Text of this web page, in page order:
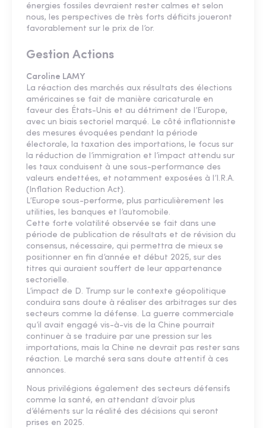
énergies fossiles devraient rester calmes et selon
nous, les perspectives de très forts déficits joueront
favorablement sur le prix de l’or.
Gestion Actions
Caroline LAMY
La réaction des marchés aux résultats des élections
américaines se fait de manière caricaturale en
faveur des États-Unis et au détriment de l’Europe,
avec un biais sectoriel marqué. Le côté inflationniste
des mesures évoquées pendant la période
électorale, la taxation des importations, le focus sur
la réduction de l’immigration et l’impact attendu sur
les taux conduisent à une sous-performance des
valeurs endettées, et notamment exposées à l’I.R.A.
(Inflation Reduction Act).
L’Europe sous-performe, plus particulièrement les
utilities, les banques et l’automobile.
Cette forte volatilité observée se fait dans une
période de publication de résultats et de révision du
consensus, nécessaire, qui permettra de mieux se
positionner en fin d’année et début 2025, sur des
titres qui auraient souffert de leur appartenance
sectorielle.
L’impact de D. Trump sur le contexte géopolitique
conduira sans doute à réaliser des arbitrages sur des
secteurs comme la défense. La guerre commerciale
qu’il avait engagé vis-à-vis de la Chine pourrait
continuer à se traduire par une pression sur les
importations, mais la Chine ne devrait pas rester sans
réaction. Le marché sera sans doute attentif à ces
annonces.
Nous privilégions également des secteurs défensifs
comme la santé, en attendant d’avoir plus
d’éléments sur la réalité des décisions qui seront
prises en 2025.